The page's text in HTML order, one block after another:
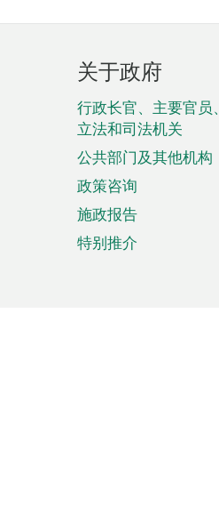
页
脚
菜
单
关于政府
行政长官、主要官员、
立法和司法机关
公共部门及其他机构
政策咨询
施政报告
特别推介